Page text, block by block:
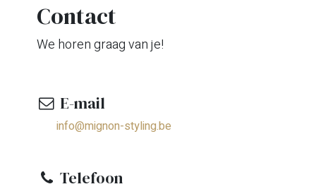
Contact
We horen graag van je!
E-mail
info@mignon-styling.be
Telefoon